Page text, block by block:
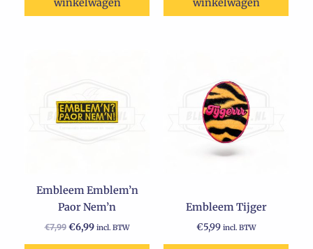
winkelwagen winkelwagen
Embleem Emblem’n
Paor Nem’n
€7,99 €6,99 incl. BTW
Embleem Tijger
€5,99 incl. BTW